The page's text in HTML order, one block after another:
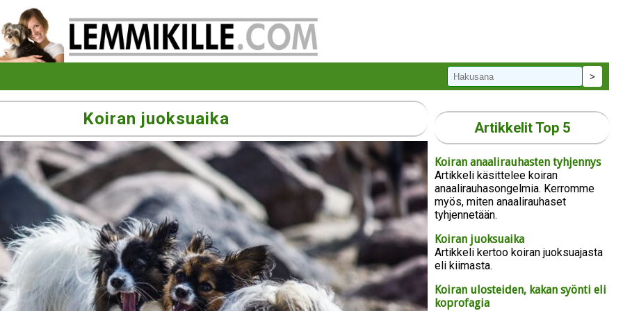
Koiran juoksuaika Artikkelit Top 5
Koiran anaalirauhasten tyhjennys
Artikkeli käsittelee koiran
anaalirauhasongelmia. Kerromme
myös, miten anaalirauhaset
tyhjennetään.
Koiran juoksuaika
Artikkeli kertoo koiran juoksuajasta
eli kiimasta.
Koiran ulosteiden, kakan syönti eli
koprofagia